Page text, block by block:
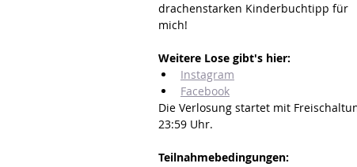
drachenstarken Kinderbuchtipp für
mich!
Weitere Lose gibt's hier:
Instagram
Facebook
Die Verlosung startet mit
23:59 Uhr.
Teilnahmebedingungen: